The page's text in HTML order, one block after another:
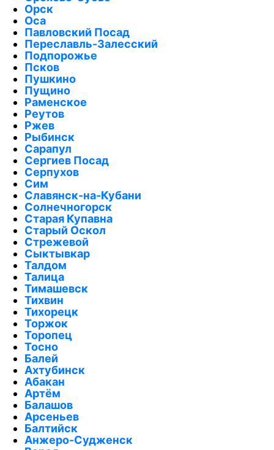
Орск
Оса
Павловский Посад
Переславль-Залесский
Подпорожье
Псков
Пушкино
Пущино
Раменское
Реутов
Ржев
Рыбинск
Сарапул
Сергиев Посад
Серпухов
Сим
Славянск-на-Кубани
Солнечногорск
Старая Купавна
Старый Оскол
Стрежевой
Сыктывкар
Талдом
Талица
Тимашевск
Тихвин
Тихорецк
Торжок
Торопец
Тосно
Балей
Ахтубинск
Абакан
Артём
Балашов
Арсеньев
Балтийск
Анжеро-Судженск